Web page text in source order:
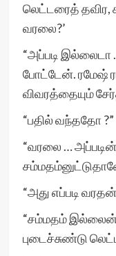
லெட்டரைத் தவிர,
வரலை?’
“அப்படி இல்லைடா
போட்டேன். ரமேஷ்
விவரத்தையும்
“பதில் வந்ததோ ?”
“வரலை …
“அது எப்படி
“சம்மதம்
புடைச்சுண்டு